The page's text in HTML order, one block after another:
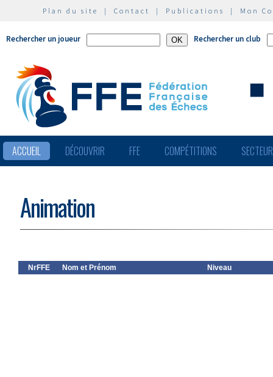
Plan du site | Contact | Publications | Mon
Rechercher un joueur Rechercher un club
ACCUEIL DÉCOUVRIR FFE COMPÉTITIONS
Animation
NrFFE Nom et Prénom Niveau